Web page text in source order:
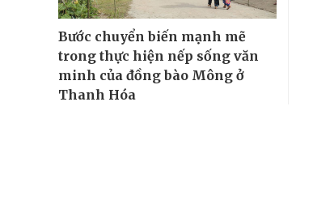
Bước chuyển biến mạnh mẽ
trong thực hiện nếp sống văn
minh của đồng bào Mông ở
Thanh Hóa